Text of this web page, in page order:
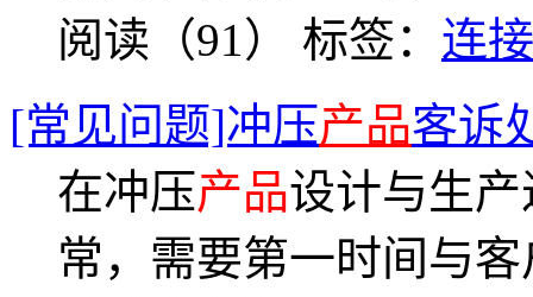
阅读（91） 标签： 连
[常见问题]冲压产品客诉
在冲压产品设计与生
常，需要第一时间与